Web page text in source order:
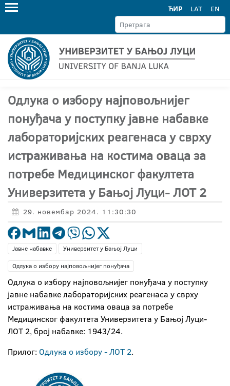
ЋИР LAT EN
Одлука о избору најповољнијег
понуђача у поступку јавне набавке
лабораторијских реагенаса у сврху
истраживања на костима оваца за
потребе Медицинског факултета
Универзитета у Бањој Луци- ЛОТ 2
29. новембар 2024. 11:30:30
Јавне набавке
Универзитет у Бањој Луци
Одлука о избору најповољнијег понуђача
Одлука о избору најповољнијег понуђача у поступку
јавне набавке лабораторијских реагенаса у сврху
истраживања на костима оваца за потребе
Медицинског факултета Универзитета у Бањој Луци-
ЛОТ 2, број набавке: 1943/24.
Прилог: Одлука о избору - ЛОТ 2.